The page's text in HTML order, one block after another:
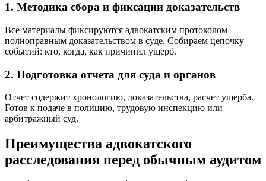
1. Методика сбора и фиксации доказательств
Все материалы фиксируются адвокатским протоколом —
полноправным доказательством в суде. Собираем цепочку
событий: кто, когда, как причинил ущерб.
2. Подготовка отчета для суда и органов
Отчет содержит хронологию, доказательства, расчет ущерба.
Готов к подаче в полицию, трудовую инспекцию или
арбитражный суд.
Преимущества адвокатского
расследования перед обычным аудитом